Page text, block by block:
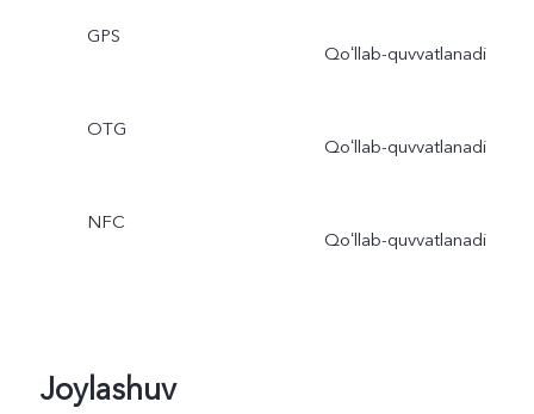
GPS
Qoʻllab-quvvatlanadi
OTG
Qoʻllab-quvvatlanadi
NFC
Qoʻllab-quvvatlanadi
Joylashuv